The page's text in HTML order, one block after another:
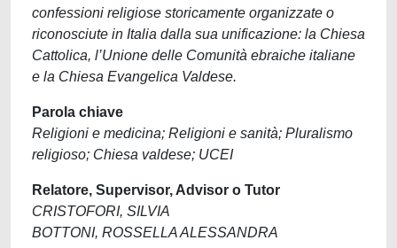
confessioni religiose storicamente organizzate o
riconosciute in Italia dalla sua unificazione: la Chiesa
Cattolica, l’Unione delle Comunità ebraiche italiane
e la Chiesa Evangelica Valdese.
Parola chiave
Religioni e medicina; Religioni e sanità; Pluralismo
religioso; Chiesa valdese; UCEI
Relatore, Supervisor, Advisor o Tutor
CRISTOFORI, SILVIA
BOTTONI, ROSSELLA ALESSANDRA